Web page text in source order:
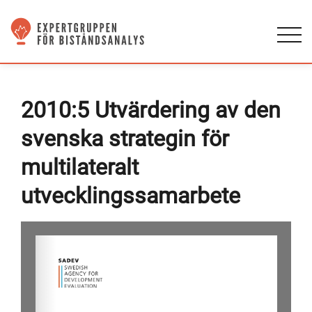
2010:5 Utvärdering av den
svenska strategin för
multilateralt
utvecklingssamarbete